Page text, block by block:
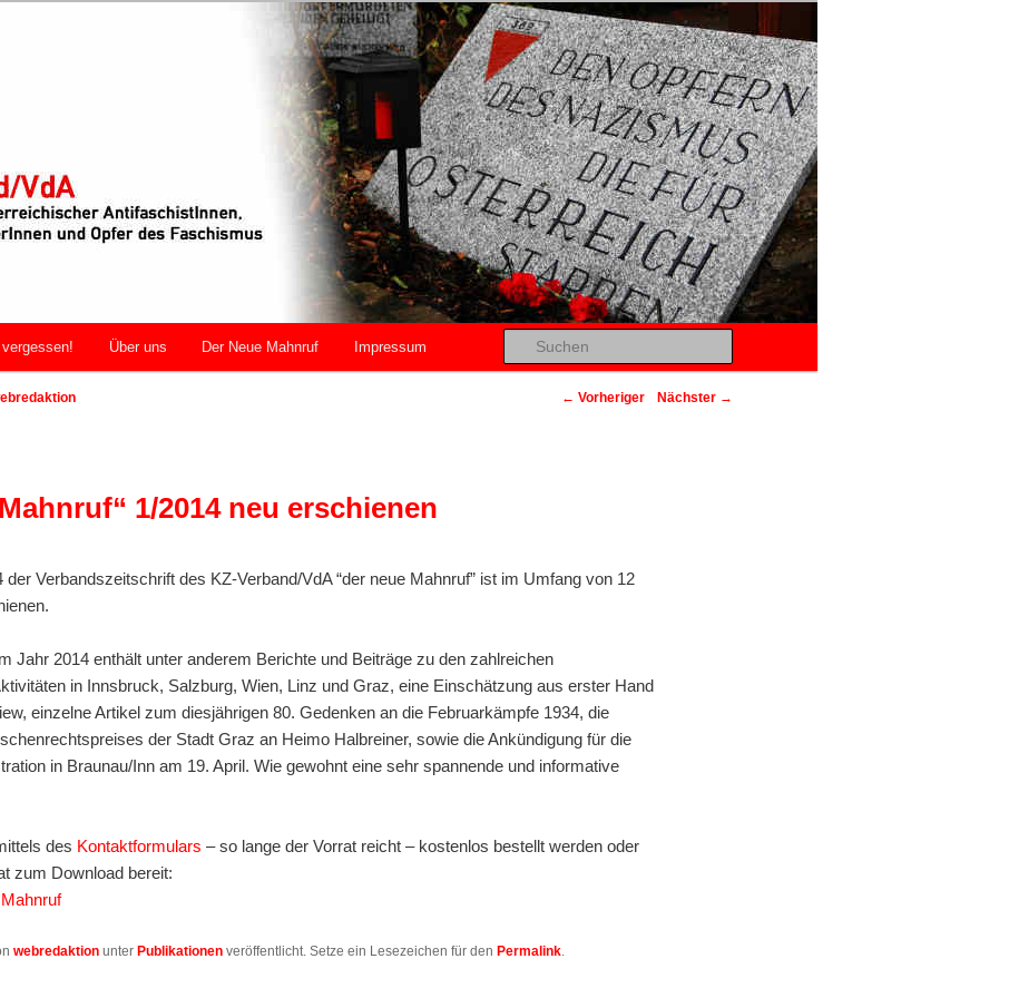
AntifaschistInnen, WiderstandskämpferInnen und Opfer des
Über uns Der Neue Mahnruf Impressum
Beitragsnavigation
← Vorheriger Nächster →
1/2014 neu erschienen
der Verbandszeitschrift des KZ-Verband/VdA “der neue Mahnruf” ist im Umfang von 12
Jahr 2014 enthält unter anderem Berichte und Beiträge zu den zahlreichen
in Innsbruck, Salzburg, Wien, Linz und Graz, eine Einschätzung aus erster Hand
einzelne Artikel zum diesjährigen 80. Gedenken an die Februarkämpfe 1934, die
der Stadt Graz an Heimo Halbreiner, sowie die Ankündigung für die
in Braunau/Inn am 19. April. Wie gewohnt eine sehr spannende und informative
des Kontaktformulars – so lange der Vorrat reicht – kostenlos bestellt werden oder
zum Download bereit:
webredaktion unterPublikationen veröffentlicht. Setze ein Lesezeichen für denPermalink